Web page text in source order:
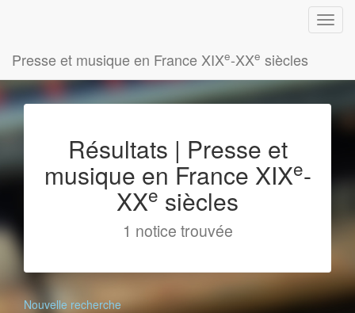
Presse et musique en France XIXe-XXe siècles
Résultats | Presse et
musique en France XIXe-
XXe siècles
1 notice trouvée
Nouvelle recherche